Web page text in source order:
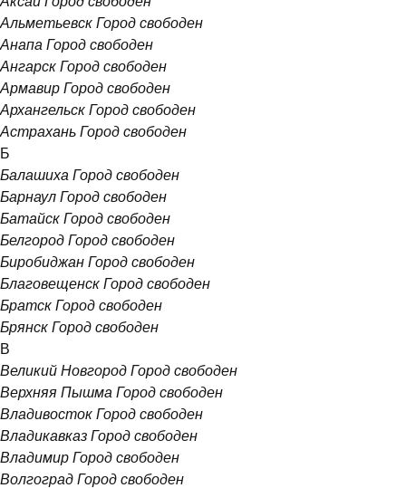
Альметьевск Город свободен
Анапа Город свободен
Ангарск Город свободен
Армавир Город свободен
Архангельск Город свободен
Астрахань Город свободен
Б
Балашиха Город свободен
Барнаул Город свободен
Батайск Город свободен
Белгород Город свободен
Биробиджан Город свободен
Благовещенск Город свободен
Братск Город свободен
Брянск Город свободен
В
Великий Новгород Город свободен
Верхняя Пышма Город свободен
Владивосток Город свободен
Владикавказ Город свободен
Владимир Город свободен
Волгоград Город свободен